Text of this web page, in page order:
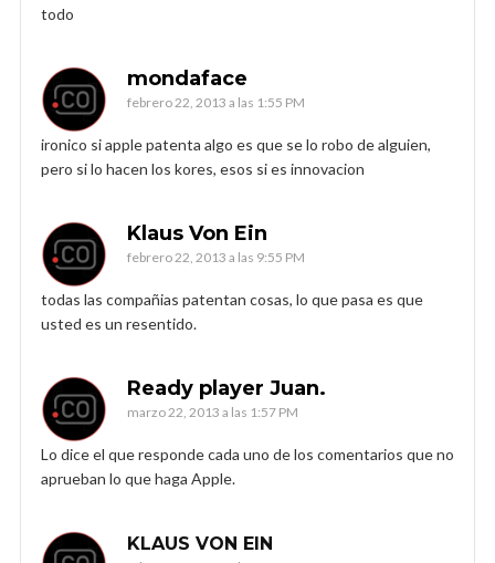
todo
mondaface
febrero 22, 2013 a las 1:55 PM
ironico si apple patenta algo es que se lo robo de alguien,
pero si lo hacen los kores, esos si es innovacion
Klaus Von Ein
febrero 22, 2013 a las 9:55 PM
todas las compañias patentan cosas, lo que pasa es que
usted es un resentido.
Ready player Juan.
marzo 22, 2013 a las 1:57 PM
Lo dice el que responde cada uno de los comentarios que no
aprueban lo que haga Apple.
KLAUS VON EIN